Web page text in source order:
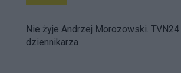
Nie żyje Andrzej Morozowski. TVN24
dziennikarza